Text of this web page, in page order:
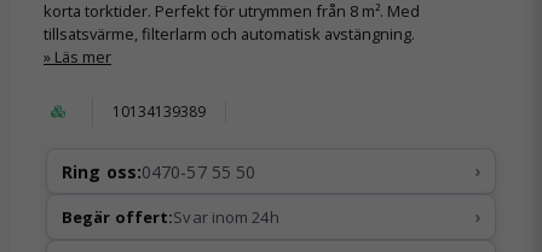
korta torktider. Perfekt för utrymmen från 8 m². Med
tillsatsvärme, filterlarm och automatisk avstängning.
Läs mer
10134139389
Ring oss:0470-57 55 50 ›
Begär offert:Svar inom 24h ›